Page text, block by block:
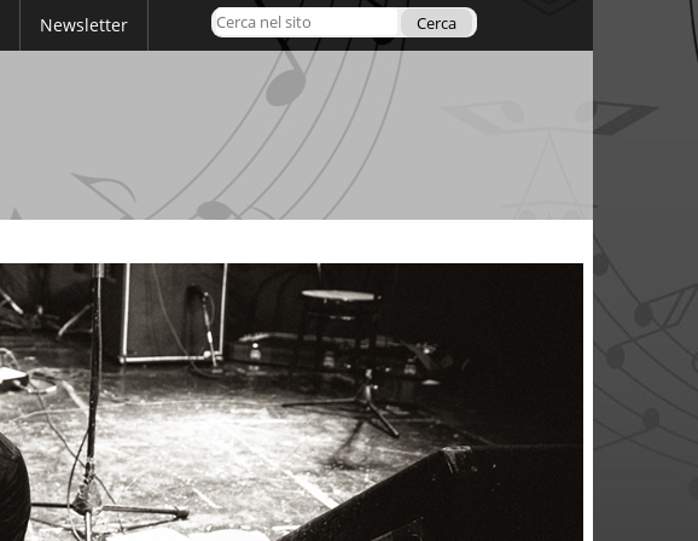
Newsletter
Cerca nel sito
Ricerca
avanzata…